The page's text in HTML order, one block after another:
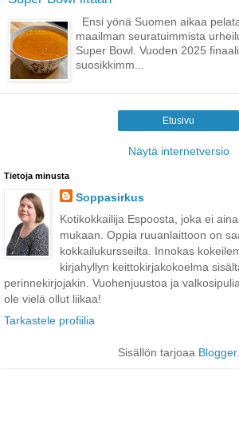
Ensi yönä Suomen aikaa
maailman seuratuimmista
Super Bowl. Vuoden 2025
suosikkimm...
Etusivu
Näytä internetversio
Tietoja minusta
Soppasirkus
Kotikokkailija Espoosta, joka ei
mukaan. Oppia ruuanlaittoon on
kokkailukursseilta. Innokas
kirjahyllyn keittokirjakokoelma
perinnekirjojakin. Vuohenjuustoa ja
ole vielä ollut liikaa!
Tarkastele profiilia
Sisällön tarjoaa Blogger.